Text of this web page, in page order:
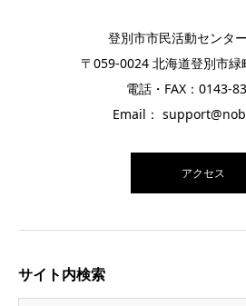
登別市市民活動センタ
〒059-0024 北海道登別市緑
電話・FAX：0143-
Email：
アクセス
サイト内検索